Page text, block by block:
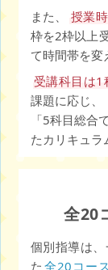
また、
授業
枠を2枠以上
て時間帯を変
受講科目は1
課題に応じ、
「5科目総合
たカリキュラ
全20
個別指導は
た 全20コー